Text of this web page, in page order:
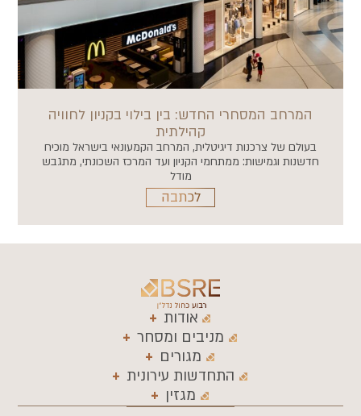
המרחב המסחרי החדש: בין בילוי בקניון לחוויה
קהילתית
בעולם של צרכנות דיגיטלית, המרחב הקמעונאי בישראל מוכיח
חדשנות וגמישות: ממתחמי הקניון ועד המרכז השכונתי, מתגבש
מודל
לכתבה
אודות
מניבים ומסחר
מגורים
התחדשות עירונית
מגזין